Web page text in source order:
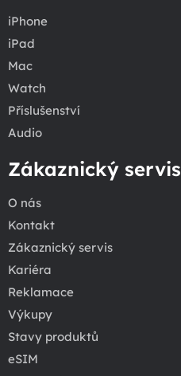
iPhone
iPad
Mac
Watch
Příslušenství
Audio
Zákaznický servis
O nás
Kontakt
Zákaznický servis
Kariéra
Reklamace
Výkupy
Stavy produktů
eSIM